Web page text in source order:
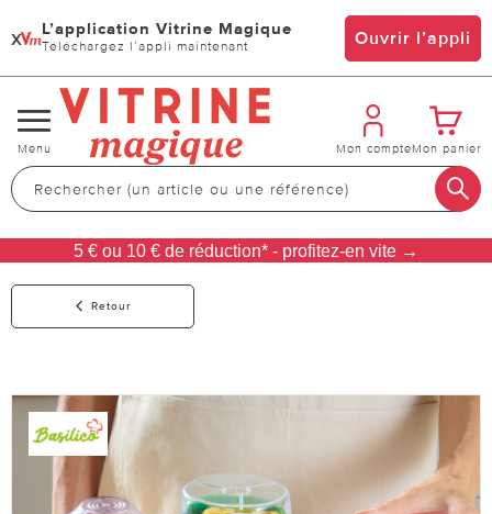
x L’application Vitrine Magique
Téléchargez l’appli maintenant Ouvrir l’appli
Changer
de
navigation
Menu Mon compteMon panier
5 € ou 10 € de réduction* - profitez-en vite →
Retour